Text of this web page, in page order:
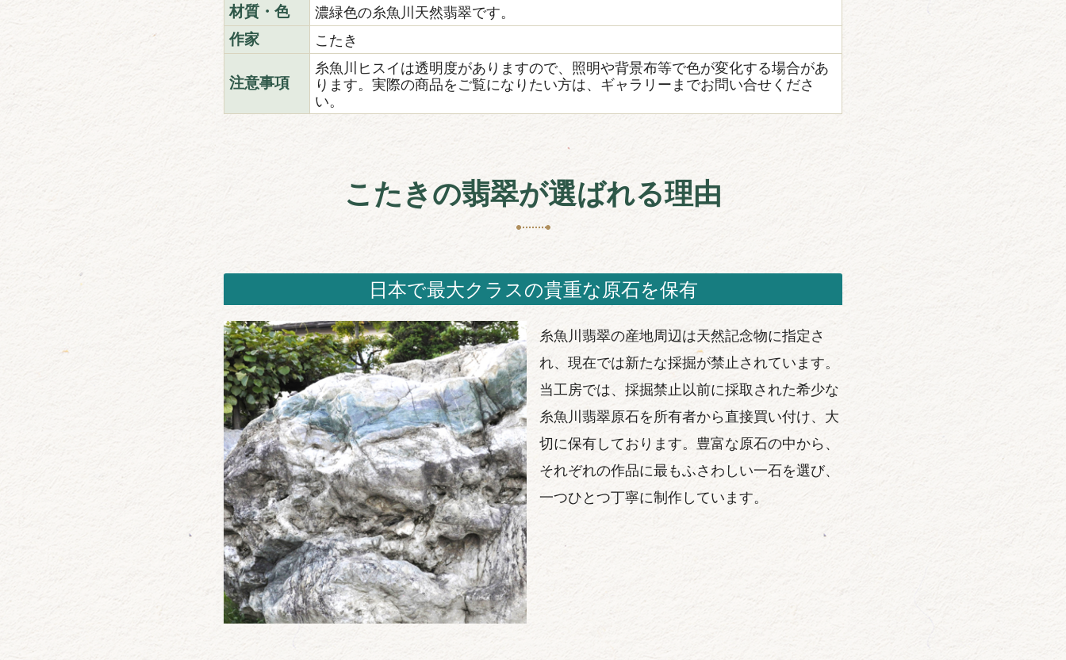
材質・色 濃緑色の糸魚川天然翡翠です。
作家 こたき
注意事項
糸魚川ヒスイは透明度がありますので、照明や背景布等で色が変化する場合があ
ります。実際の商品をご覧になりたい方は、ギャラリーまでお問い合せくださ
い。
こたきの翡翠が選ばれる理由
日本で最大クラスの貴重な原石を保有
糸魚川翡翠の産地周辺は天然記念物に指定さ
れ、現在では新たな採掘が禁止されています。
当工房では、採掘禁止以前に採取された希少な
糸魚川翡翠原石を所有者から直接買い付け、大
切に保有しております。豊富な原石の中から、
それぞれの作品に最もふさわしい一石を選び、
一つひとつ丁寧に制作しています。